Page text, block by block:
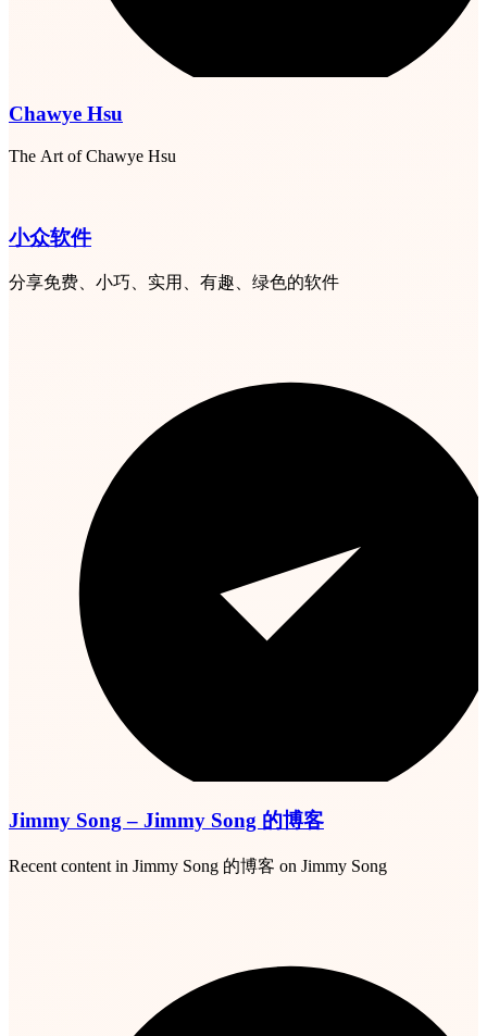
Chawye Hsu
The Art of Chawye Hsu
小众软件
分享免费、小巧、实用、有趣、绿色的软件
Jimmy Song – Jimmy Song 的博客
Recent content in Jimmy Song 的博客 on Jimmy Song